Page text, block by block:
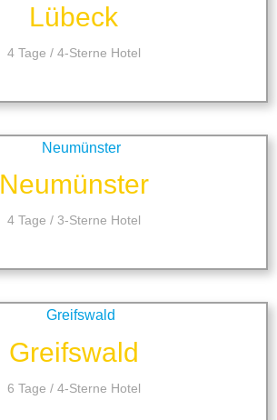
Lübeck
4 Tage / 4-Sterne Hotel
Neumünster
4 Tage / 3-Sterne Hotel
Greifswald
6 Tage / 4-Sterne Hotel